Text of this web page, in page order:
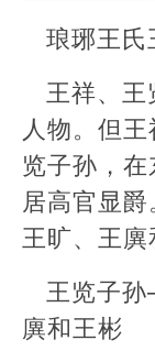
琅琊王氏
王祥、王
人物。但
览子孙，
居高官显爵
王旷、王廙
王览子
廙和王彬